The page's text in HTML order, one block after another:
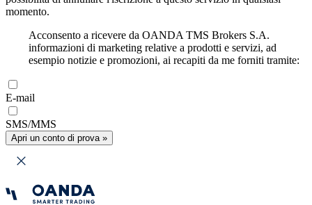
momento.
Acconsento a ricevere da OANDA TMS Brokers S.A.
informazioni di marketing relative a prodotti e servizi, ad
esempio notizie e promozioni, ai recapiti da me forniti tramite:
E-mail
SMS/MMS
Apri un conto di prova »